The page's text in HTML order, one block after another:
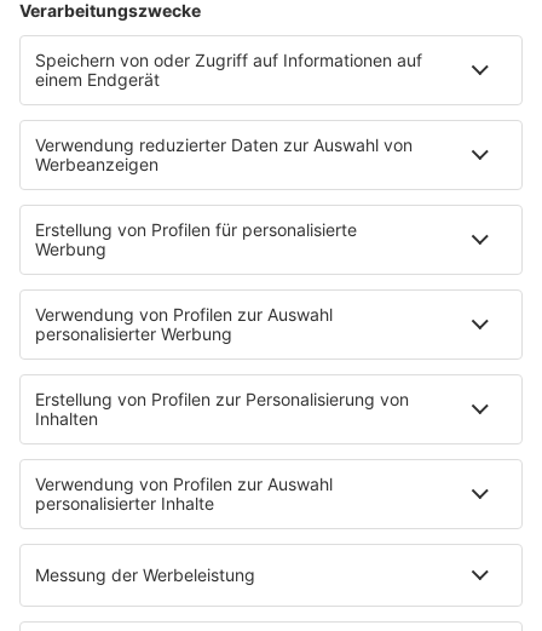
Ich hasse Sport
Sonntag Morgen
Strandbar
Putzfimmel
Deutschpop
Deutsche Liebeslieder
PODCASTS
Mit den Waffeln einer Frau
Frühstück bei Barbara
Brave & One
NotAufnahme
"Bewerbung und Karriere"
Aber bitte mit Schlager
Erdbeerkäse
Fitness mit M.A.R.K
Glück in Worten
Todesursache
Niemand muss ein Promi sein
PROGRAMM